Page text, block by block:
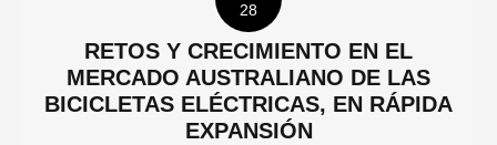
28
RETOS Y CRECIMIENTO EN EL
MERCADO AUSTRALIANO DE LAS
BICICLETAS ELÉCTRICAS, EN RÁPIDA
EXPANSIÓN